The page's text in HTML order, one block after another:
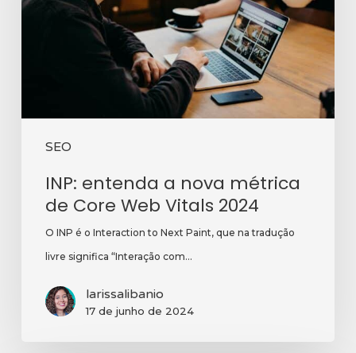
SEO
métrica
INP: entenda a nova métrica
de Core Web Vitals 2024
O INP é o Interaction to Next Paint, que na tradução
livre significa “Interação com…
larissalibanio
17 de junho de 2024